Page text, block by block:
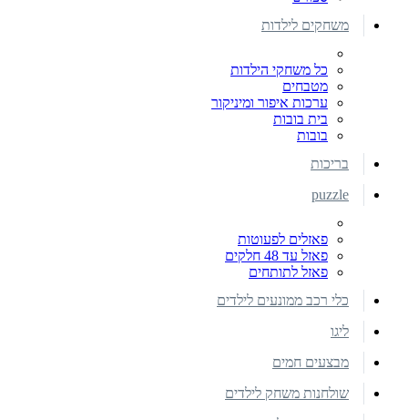
משחקים לילדות
כל משחקי הילדות
מטבחים
ערכות איפור ומיניקור
בית בובות
בובות
בריכות
puzzle
פאזלים לפעוטות
פאזל עד 48 חלקים
פאזל לתותחים
כלי רכב ממונעים לילדים
ליגו
מבצעים חמים
שולחנות משחק לילדים